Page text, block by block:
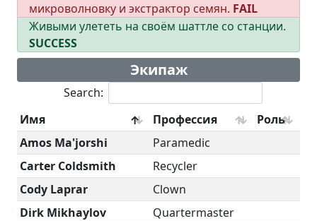
микроволновку и экстрактор семян. FAIL
Живыми улететь на своём шаттле со станции.
SUCCESS
Экипаж
Search:
Имя
Профессия
Роль
Amos Ma'jorshi
Paramedic
Carter Coldsmith
Recycler
Cody Laprar
Clown
Dirk Mikhaylov
Quartermaster